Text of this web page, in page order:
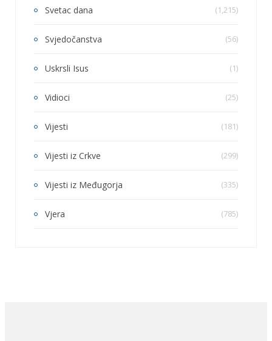
Svetac dana (1,215)
Svjedočanstva (56)
Uskrsli Isus (1)
Vidioci (25)
Vijesti (181)
Vijesti iz Crkve (299)
Vijesti iz Međugorja (335)
Vjera (785)